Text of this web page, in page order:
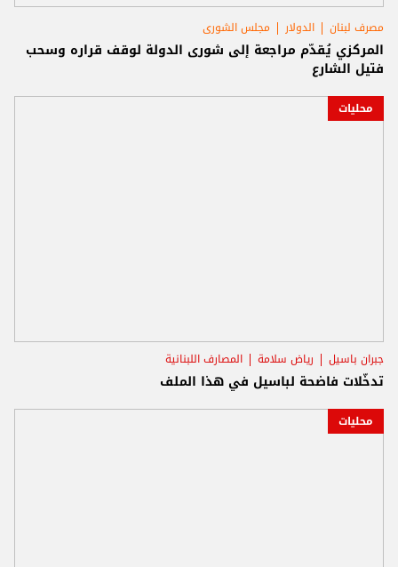
مصرف لبنان الدولار مجلس الشورى
المركزي يُقدّم مراجعة إلى شورى الدولة لوقف قراره وسحب
فتيل الشارع
محليات
جبران باسيل رياض سلامة المصارف اللبنانية
تدخّلات فاضحة لباسيل في هذا الملف
محليات